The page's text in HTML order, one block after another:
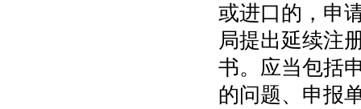
或进口的，申
局提出延续注
书。应当包括
的问题、申报